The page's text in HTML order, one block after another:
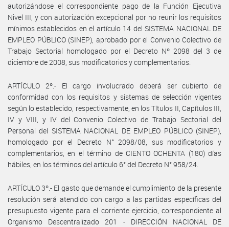
autorizándose el correspondiente pago de la Función Ejecutiva
Nivel III, y con autorización excepcional por no reunir los requisitos
mínimos establecidos en el artículo 14 del SISTEMA NACIONAL DE
EMPLEO PÚBLICO (SINEP), aprobado por el Convenio Colectivo de
Trabajo Sectorial homologado por el Decreto Nº 2098 del 3 de
diciembre de 2008, sus modificatorios y complementarios.
ARTÍCULO 2º.- El cargo involucrado deberá ser cubierto de
conformidad con los requisitos y sistemas de selección vigentes
según lo establecido, respectivamente, en los Títulos II, Capítulos III,
IV y VIII, y IV del Convenio Colectivo de Trabajo Sectorial del
Personal del SISTEMA NACIONAL DE EMPLEO PÚBLICO (SINEP),
homologado por el Decreto N° 2098/08, sus modificatorios y
complementarios, en el término de CIENTO OCHENTA (180) días
hábiles, en los términos del artículo 6° del Decreto N° 958/24.
ARTÍCULO 3º.- El gasto que demande el cumplimiento de la presente
resolución será atendido con cargo a las partidas específicas del
presupuesto vigente para el corriente ejercicio, correspondiente al
Organismo Descentralizado 201 - DIRECCIÓN NACIONAL DE